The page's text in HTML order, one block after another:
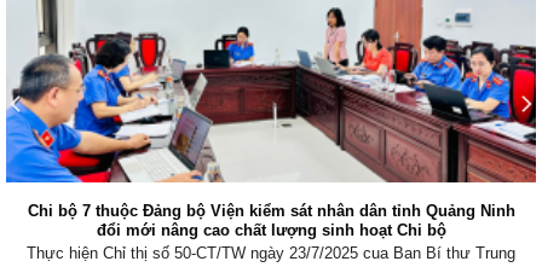
Chi bộ 7 thuộc Đảng bộ Viện kiểm sát nhân dân tỉnh Quảng Ninh
đổi mới nâng cao chất lượng sinh hoạt Chi bộ
Thực hiện Chỉ thị số 50-CT/TW ngày 23/7/2025 cua Ban Bí thư Trung